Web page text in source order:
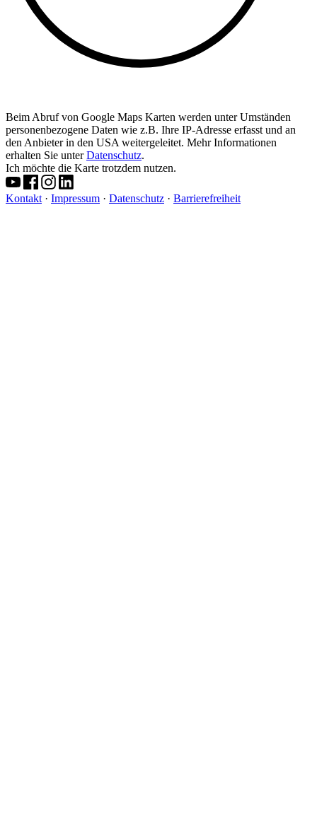
Beim Abruf von Google Maps Karten werden unter Umständen
personenbezogene Daten wie z.B. Ihre IP-Adresse erfasst und an
den Anbieter in den USA weitergeleitet. Mehr Informationen
erhalten Sie unterDatenschutz.
Ich möchte die Karte trotzdem nutzen.
Kontakt · Impressum · Datenschutz · Barrierefreiheit